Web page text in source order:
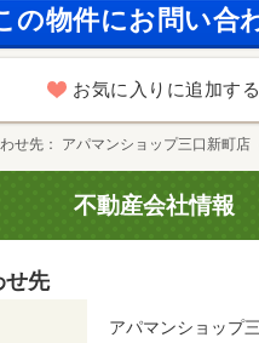
の物件にお問い合
お気に入りに追加する
せ先 アパマンショップ三口新町店
不動産会社情報
せ先
アパマンショップ